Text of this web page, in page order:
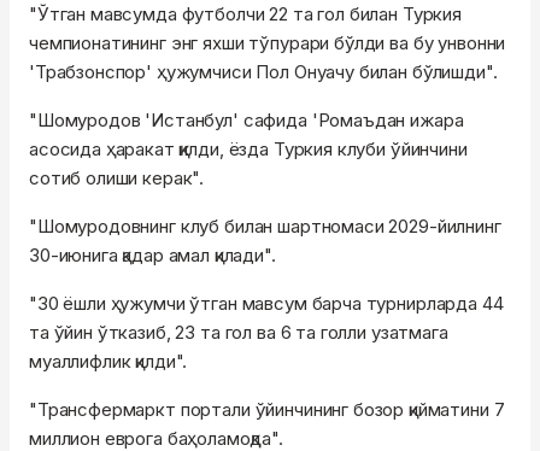
"Ўтган мавсумда футболчи 22 та гол билан Туркия
чемпионатининг энг яхши тўпурари бўлди ва бу унвонни
'Трабзонспор' ҳужумчиси Пол Онуачу билан бўлишди".
"Шомуродов 'Истанбул' сафида 'Ромаъдан ижара
асосида ҳаракат қилди, ёзда Туркия клуби ўйинчини
сотиб олиши керак".
"Шомуродовнинг клуб билан шартномаси 2029-йилнинг
30-июнига қадар амал қилади".
"30 ёшли ҳужумчи ўтган мавсум барча турнирларда 44
та ўйин ўтказиб, 23 та гол ва 6 та голли узатмага
муаллифлик қилди".
"Трансфермаркт портали ўйинчининг бозор қийматини 7
миллион еврога баҳоламоқда".